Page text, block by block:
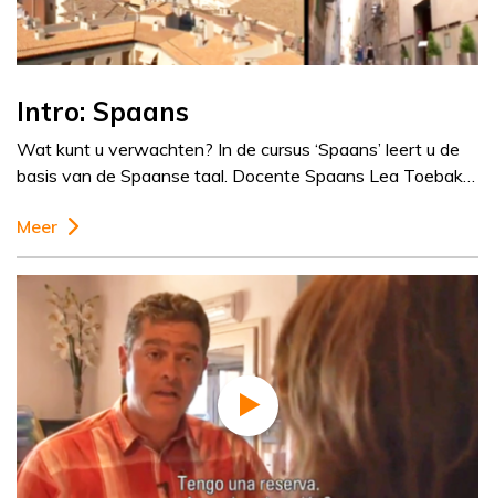
Intro: Spaans
Wat kunt u verwachten? In de cursus ‘Spaans’ leert u de
basis van de Spaanse taal. Docente Spaans Lea Toebak…
Meer